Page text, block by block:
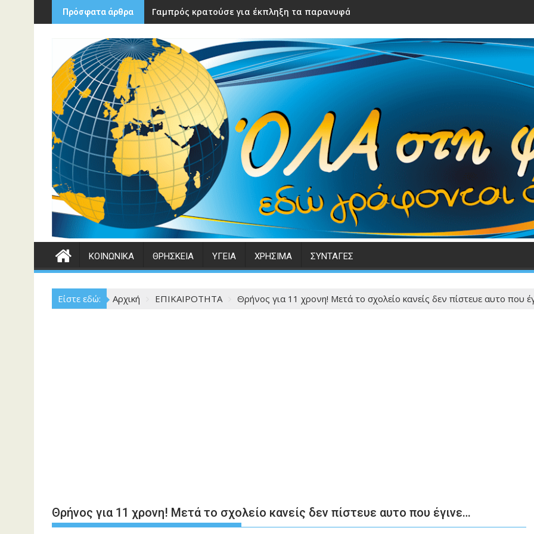
Περάστε
στο
περιεχόμενο
Πρόσφατα άρθρα Γαμπρός κρατούσε για έκπληξη τα παρανυφάκια του γάμου τους – Μόλις τα είδε η
ΚΟΙΝΩΝΙΚΑ ΘΡΗΣΚΕΙΑ ΥΓΕΙΑ ΧΡΗΣΙΜΑ ΣΥΝΤΑΓΕΣ
Είστε εδώ: Αρχική ΕΠΙΚΑΙΡΟΤΗΤΑ Θρήνος για 11 χρονη! Μετά το σχολείο κανείς δεν πίστευε αυτο που
Θρήνος για 11 χρονη! Μετά το σχολείο κανείς δεν πίστευε αυτο που έγινε…